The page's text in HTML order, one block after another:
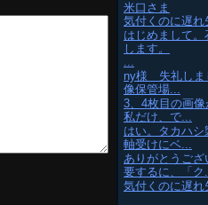
米口さま
気付くのに遅
はじめまして。
します。
...
ny様 失礼しま
像保管場...
3、4枚目の画
私だけ、で...
はい。タカハ
軸受けにベ...
ありがとうござ
要するに、「ク
気付くのに遅れ